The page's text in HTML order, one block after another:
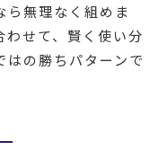
無理なく組めま
わせて、賢く使い分
の勝ちパターンで